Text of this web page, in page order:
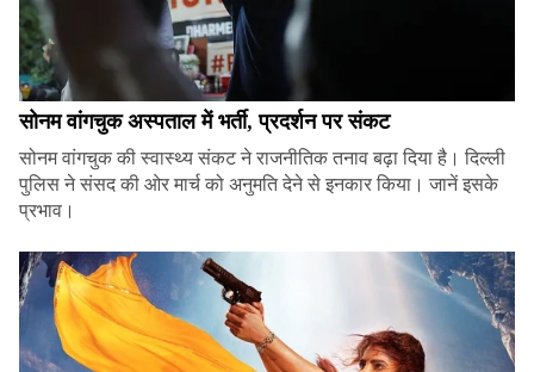
सोनम वांगचुक अस्पताल में भर्ती, प्रदर्शन पर संकट
सोनम वांगचुक की स्वास्थ्य संकट ने राजनीतिक तनाव बढ़ा दिया है। दिल्ली
पुलिस ने संसद की ओर मार्च को अनुमति देने से इनकार किया। जानें इसके
प्रभाव।